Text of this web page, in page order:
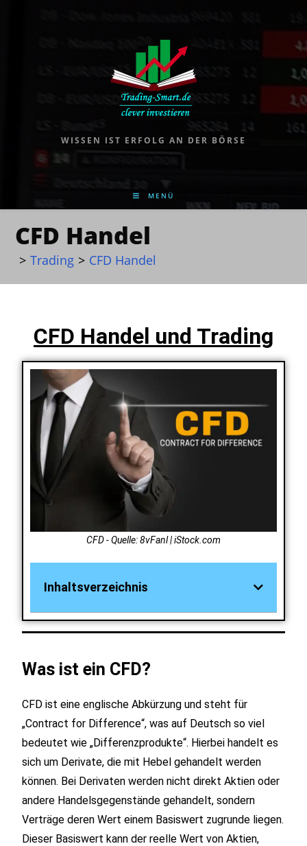
WISSEN IST ERFOLG AN DER BÖRSE
MENÜ
CFD Handel
> Trading > CFD Handel
CFD Handel und Trading
Inhaltsverzeichnis
CFD - Quelle: 8vFanl | iStock.com
Was ist ein CFD?
CFD ist eine englische Abkürzung und steht für
„Contract for Difference“, was auf Deutsch so viel
bedeutet wie „Differenzprodukte“. Hierbei handelt es
sich um Derivate, die mit Hebel gehandelt werden
können. Bei Derivaten werden nicht direkt Aktien oder
andere Handelsgegenstände gehandelt, sondern
Verträge deren Wert einem Basiswert zugrunde liegen.
Dieser Basiswert kann der reelle Wert von Aktien,